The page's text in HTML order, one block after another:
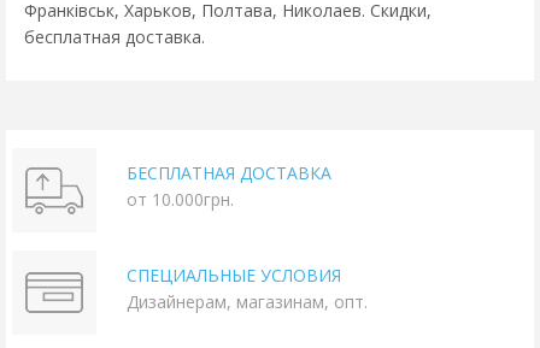
Франківськ, Харьков, Полтава, Николаев. Скидки,
бесплатная доставка.
БЕСПЛАТНАЯ ДОСТАВКА
от 10.000грн.
СПЕЦИАЛЬНЫЕ УСЛОВИЯ
Дизайнерам, магазинам, опт.